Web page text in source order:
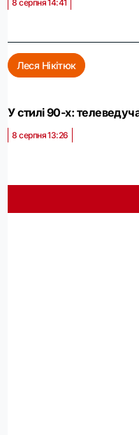
8 серпня 14:41
Леся Нікітюк
У стилі 90-х:
8 серпня 13:26